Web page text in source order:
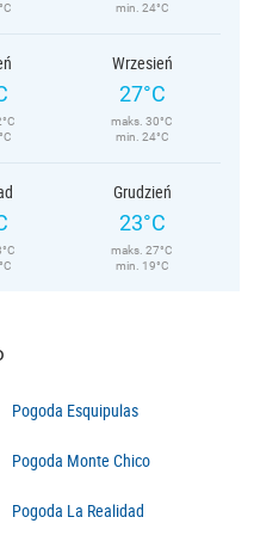
min. 24°C
Wrzesień
27°C
maks. 30°C
min. 24°C
Grudzień
23°C
maks. 27°C
min. 19°C
Pogoda Esquipulas
Pogoda Monte Chico
Pogoda La Realidad